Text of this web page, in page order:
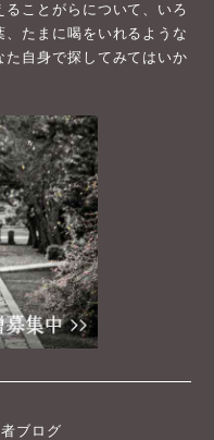
ことがらについて、いろ
たまに喝をいれるような
た自身で探してみてはいか
ブログ